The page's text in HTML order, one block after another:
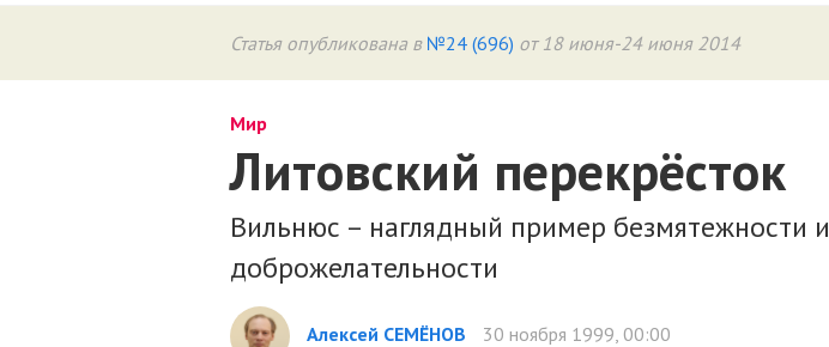
Статья опубликована в №24 (696) от 18 июня-24 июня 2014
Мир
Литовский перекрёсток
Вильнюс – наглядный пример безмятежности и
доброжелательности
Алексей СЕМЁНОВ 30 ноября 1999, 00:00